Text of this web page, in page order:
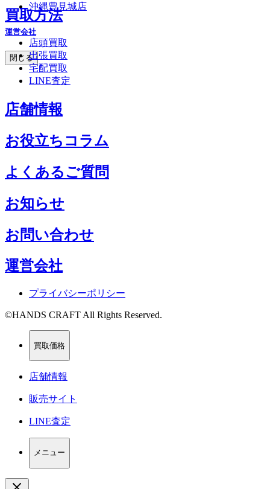
沖縄豊見城店
運営会社
閉じる
買取方法
店頭買取
出張買取
宅配買取
LINE査定
店舗情報
お役立ちコラム
よくあるご質問
お知らせ
お問い合わせ
運営会社
プライバシーポリシー
©HANDS CRAFT All Rights Reserved.
買取価格
店舗情報
販売サイト
LINE査定
メニュー